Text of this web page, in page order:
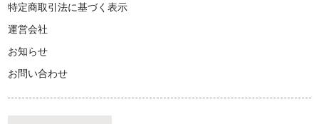
特定商取引法に基づく表示
運営会社
お知らせ
お問い合わせ